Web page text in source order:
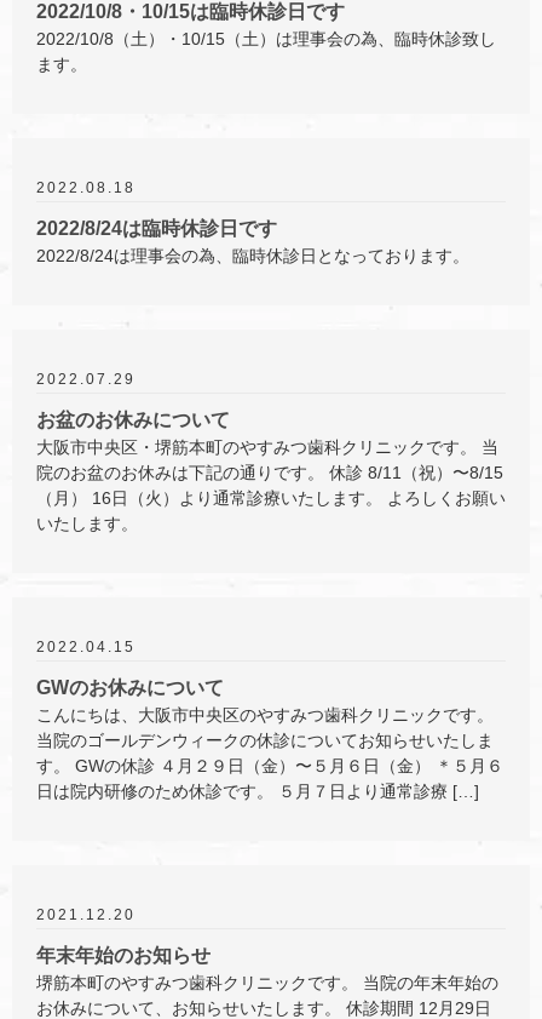
2022/10/8・10/15は臨時休診日です
2022/10/8（土）・10/15（土）は理事会の為、臨時休診致し
ます。
2022.08.18
2022/8/24は臨時休診日です
2022/8/24は理事会の為、臨時休診日となっております。
2022.07.29
お盆のお休みについて
大阪市中央区・堺筋本町のやすみつ歯科クリニックです。 当
院のお盆のお休みは下記の通りです。 休診 8/11（祝）〜8/15
（月） 16日（火）より通常診療いたします。 よろしくお願い
いたします。
2022.04.15
GWのお休みについて
こんにちは、大阪市中央区のやすみつ歯科クリニックです。
当院のゴールデンウィークの休診についてお知らせいたしま
す。 GWの休診 ４月２９日（金）〜５月６日（金） ＊５月６
日は院内研修のため休診です。 ５月７日より通常診療 […]
2021.12.20
年末年始のお知らせ
堺筋本町のやすみつ歯科クリニックです。 当院の年末年始の
お休みについて、お知らせいたします。 休診期間 12月29日